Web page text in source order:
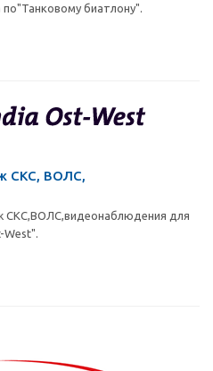
биатлону".
СКС, ВОЛС,
СКС,ВОЛС,видеонаблюдения для
West".